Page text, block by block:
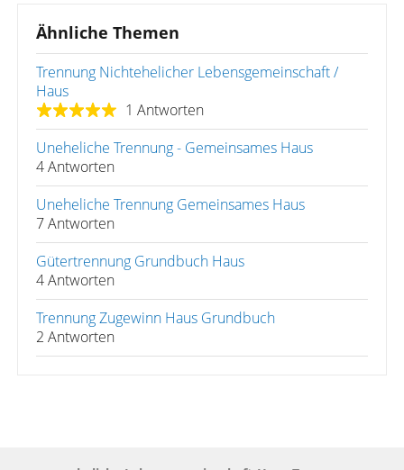
Ähnliche Themen
Trennung Nichtehelicher Lebensgemeinschaft /
Haus
1 Antworten
Uneheliche Trennung - Gemeinsames Haus
4 Antworten
Uneheliche Trennung Gemeinsames Haus
7 Antworten
Gütertrennung Grundbuch Haus
4 Antworten
Trennung Zugewinn Haus Grundbuch
2 Antworten